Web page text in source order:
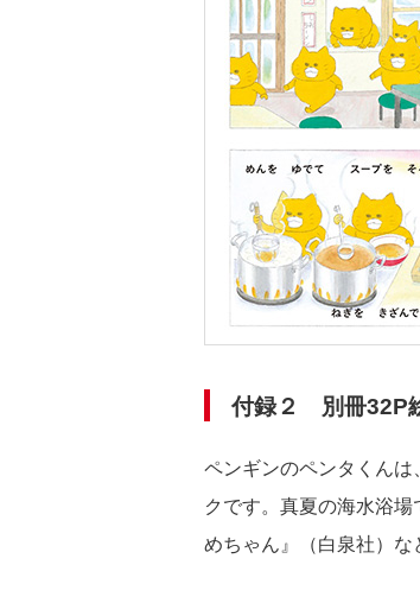
付録２ 別冊32P
ペンギンのペンタくん
クです。真夏の海水浴
めちゃん』（白泉社）